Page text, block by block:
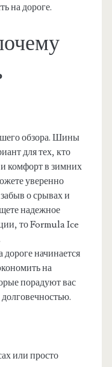
на дороге.
обзора. Шины
для тех, кто
и комфорт в зимних
уверенно
о срывах и
надежное
то Formula Ice
начинается
на
порадуют вас
или просто